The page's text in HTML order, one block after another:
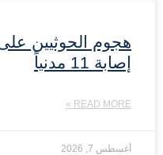
هجوم الحوثيين
إصابة 11 مدنياً
READ MORE »
أغسطس 7, 2026